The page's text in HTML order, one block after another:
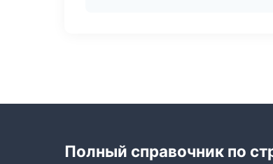
Полный справочник по